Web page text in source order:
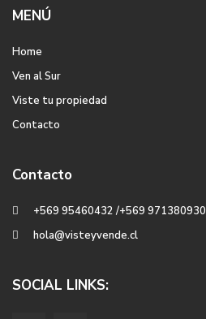
MENÚ
Home
Ven al Sur
Viste tu propiedad
Contacto
Contacto
+569 95460432 /+569 971380930
hola@visteyvende.cl
SOCIAL LINKS: